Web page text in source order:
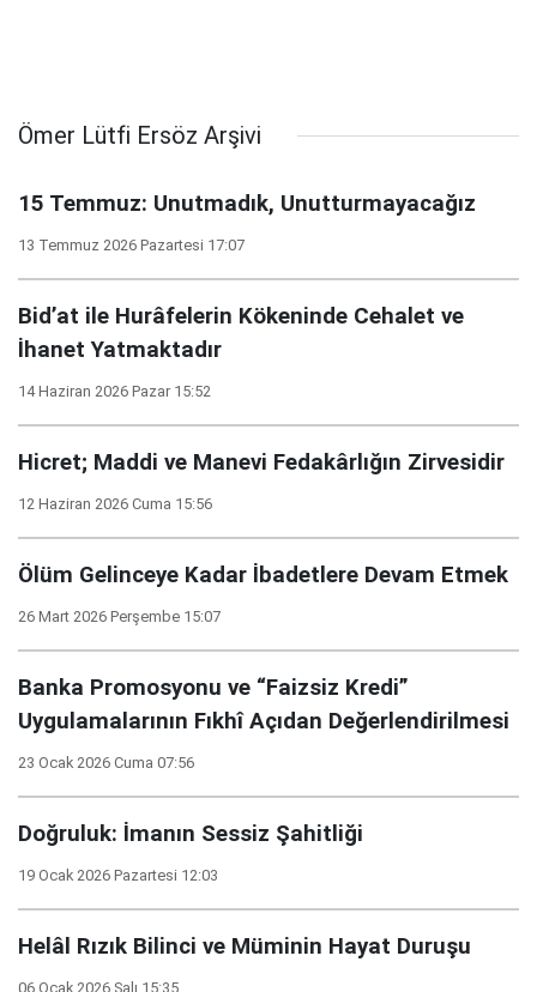
Ömer Lütfi Ersöz Arşivi
15 Temmuz: Unutmadık, Unutturmayacağız
13 Temmuz 2026 Pazartesi 17:07
Bid’at ile Hurâfelerin Kökeninde Cehalet ve
İhanet Yatmaktadır
14 Haziran 2026 Pazar 15:52
Hicret; Maddi ve Manevi Fedakârlığın Zirvesidir
12 Haziran 2026 Cuma 15:56
Ölüm Gelinceye Kadar İbadetlere Devam Etmek
26 Mart 2026 Perşembe 15:07
Banka Promosyonu ve “Faizsiz Kredi”
Uygulamalarının Fıkhî Açıdan Değerlendirilmesi
23 Ocak 2026 Cuma 07:56
Doğruluk: İmanın Sessiz Şahitliği
19 Ocak 2026 Pazartesi 12:03
Helâl Rızık Bilinci ve Müminin Hayat Duruşu
06 Ocak 2026 Salı 15:35